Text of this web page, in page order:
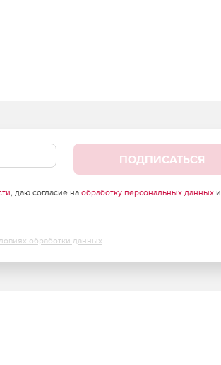
ПОДПИСАТЬСЯ
, даю согласие на обработку персональных данныхи
обработки данных